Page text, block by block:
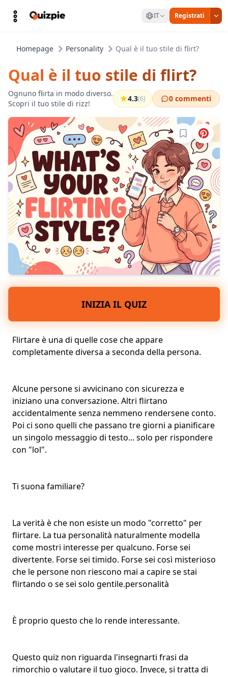
IT Registrati
Homepage Personality Qual è il tuo stile di flirt?
Qual è il tuo stile di flirt?
Ognuno flirta in modo diverso.
Scopri il tuo stile di rizz!
4.3(6) 0 commenti
Accedi per
INIZIA IL QUIZ
Flirtare è una di quelle cose che appare
completamente diversa a seconda della persona.
Alcune persone si avvicinano con sicurezza e
iniziano una conversazione. Altri flirtano
accidentalmente senza nemmeno rendersene conto.
Poi ci sono quelli che passano tre giorni a pianificare
un singolo messaggio di testo... solo per rispondere
con "lol".
Ti suona familiare?
La verità è che non esiste un modo "corretto" per
flirtare. La tua personalità naturalmente modella
come mostri interesse per qualcuno. Forse sei
divertente. Forse sei timido. Forse sei così misterioso
che le persone non riescono mai a capire se stai
flirtando o se sei solo gentile.personalità
È proprio questo che lo rende interessante.
Questo quiz non riguarda l'insegnarti frasi da
rimorchio o valutare il tuo gioco. Invece, si tratta di